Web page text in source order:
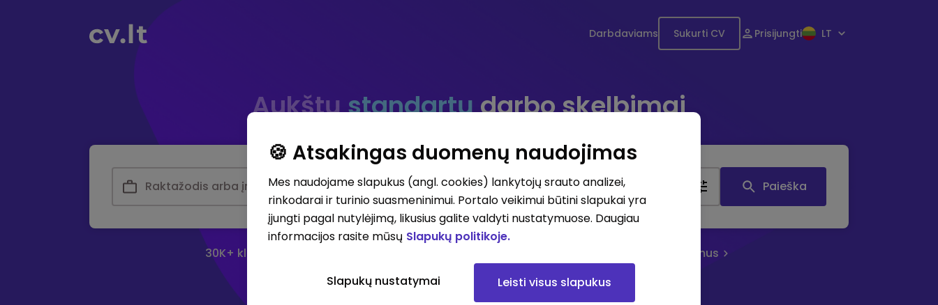
Darbdaviams Sukurti CV Prisijungti LT
Aukštųstandartųdarbo skelbimai
Darbo vieta Darbo sritis Paieška
30K+ klubas - didžiausių atlyginimų skelbimai Prenumeruoti skelbimus
🍪 Atsakingas duomenų naudojimas
Mes naudojame slapukus (angl. cookies) lankytojų srauto analizei,
rinkodarai ir turinio suasmeninimui. Portalo veikimui būtini slapukai yra
įjungti pagal nutylėjimą, likusius galite valdyti nustatymuose. Daugiau
informacijos rasite mūsų Slapukų politikoje.
Slapukų nustatymai Leisti visus slapukus